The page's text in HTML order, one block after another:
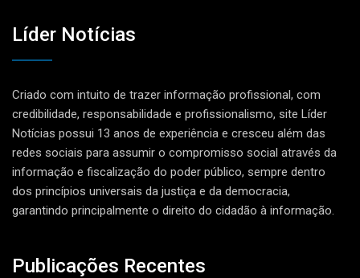
Líder Notícias
Criado com intuito de trazer informação profissional, com
credibilidade, responsabilidade e profissionalismo, site Líder
Notícias possui 13 anos de experiência e cresceu além das
redes sociais para assumir o compromisso social através da
informação e fiscalização do poder público, sempre dentro
dos princípios universais da justiça e da democracia,
garantindo principalmente o direito do cidadão à informação.
Publicações Recentes